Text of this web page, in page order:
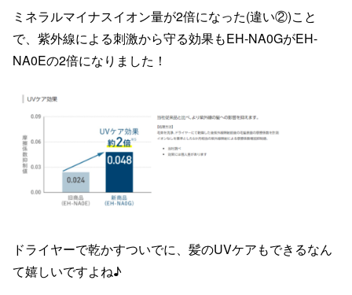
ミネラルマイナスイオン量が2倍になった(違い②)こと
で、紫外線による刺激から守る効果もEH-NA0GがEH-
NA0Eの2倍になりました！
ドライヤーで乾かすついでに、髪のUVケアもできるなん
て嬉しいですよね♪